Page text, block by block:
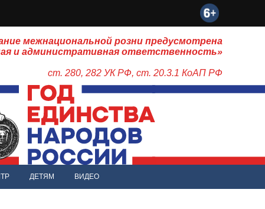
межнациональной розни предусмотрена
и административная ответственность»
ст. 280, 282 УК РФ, ст. 20.3.1 КоАП РФ
ДЕТЯМ ВИДЕО